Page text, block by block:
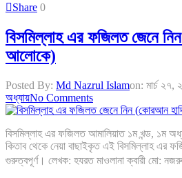
Share 0
বিসমিল্লাহ এর ফজিলত জেনে
আলোকে)
Posted By: Md Nazrul Islamon: মার্চ ২৭,
অধ্যায়No Comments
বিসমিল্লাহ এর ফজিলত আমালিয়াত ১ম খন্ড, ১ম
কিতাব থেকে নেয়া বাছাইকৃত এই বিসমিল্লাহ এর
গুরুত্বপূর্ণ। লেখক: হযরত মাওলানা ক্বারী মো: